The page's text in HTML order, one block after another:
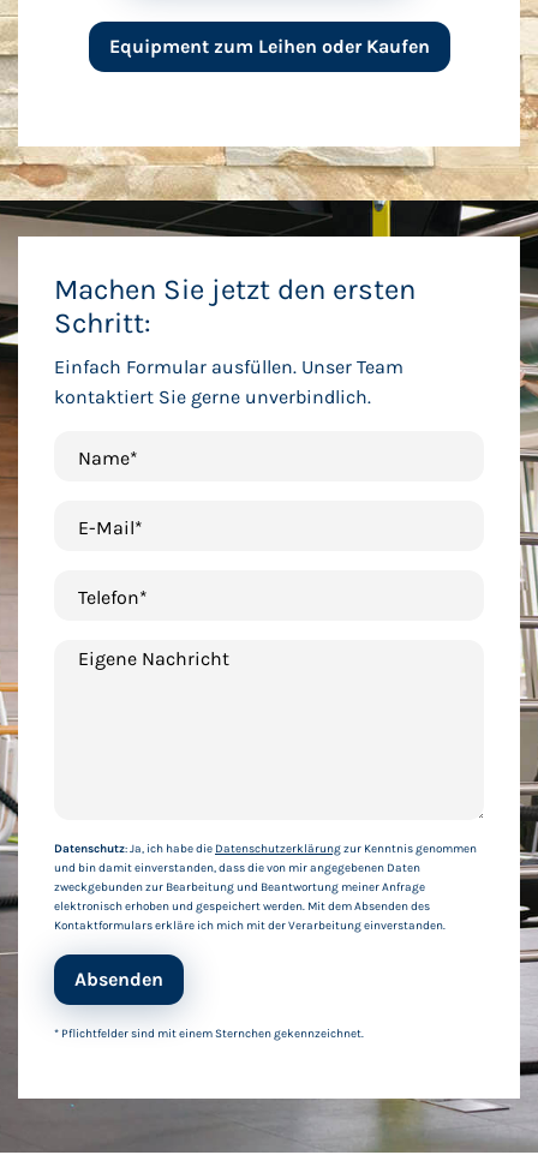
Equipment zum Leihen oder Kaufen
Machen Sie jetzt den ersten
Schritt:
Einfach Formular ausfüllen. Unser Team
kontaktiert Sie gerne unverbindlich.
Name*
E-Mail*
Telefon*
Eigene Nachricht
Datenschutz: Ja, ich habe die Datenschutzerklärungzur Kenntnis genommen
und bin damit einverstanden, dass die von mir angegebenen Daten
zweckgebunden zur Bearbeitung und Beantwortung meiner Anfrage
elektronisch erhoben und gespeichert werden. Mit dem Absenden des
Kontaktformulars erkläre ich mich mit der Verarbeitung einverstanden.
Absenden
* Pflichtfelder sind mit einem Sternchen gekennzeichnet.